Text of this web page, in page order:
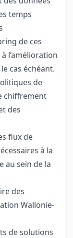
temps
de ces
l’amélioration
cas échéant.
de
chiffrement
des
flux de
à la
au sein de la
des
Wallonie-
de solutions